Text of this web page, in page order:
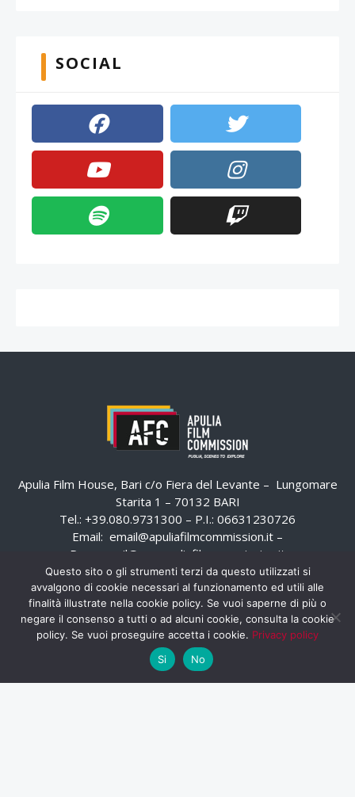
SOCIAL
Apulia Film House, Bari c/o Fiera del Levante – Lungomare
Starita 1 – 70132 BARI
Tel.: +39.080.9731300 – P.I.: 06631230726
Email: email@apuliafilmcommission.it –
Pec:
email@pec.apuliafilmcommission.it
Questo sito o gli strumenti terzi da questo utilizzati si
avvalgono di cookie necessari al funzionamento ed utili alle
finalità illustrate nella cookie policy. Se vuoi saperne di più o
negare il consenso a tutti o ad alcuni cookie, consulta la cookie
policy. Se vuoi proseguire accetta i cookie. Privacy policy
Si
No